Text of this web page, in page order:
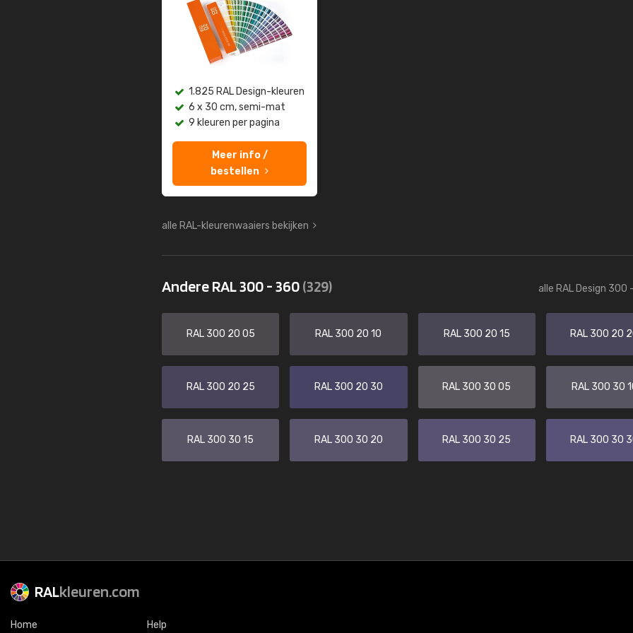
1.825 RAL Design-kleuren
6 x 30 cm, semi-mat
9 kleuren per pagina
Meer info /
bestellen
alle RAL-kleurenwaaiers bekijken
Andere RAL 300 - 360(329) alle RAL Design 300
RAL 300 20 05 RAL 300 20 10 RAL 300 20 15 RAL 300 20
RAL 300 20 25 RAL 300 20 30 RAL 300 30 05 RAL 300 30
RAL 300 30 15 RAL 300 30 20 RAL 300 30 25 RAL 300 30
RALkleuren.com
Home Help